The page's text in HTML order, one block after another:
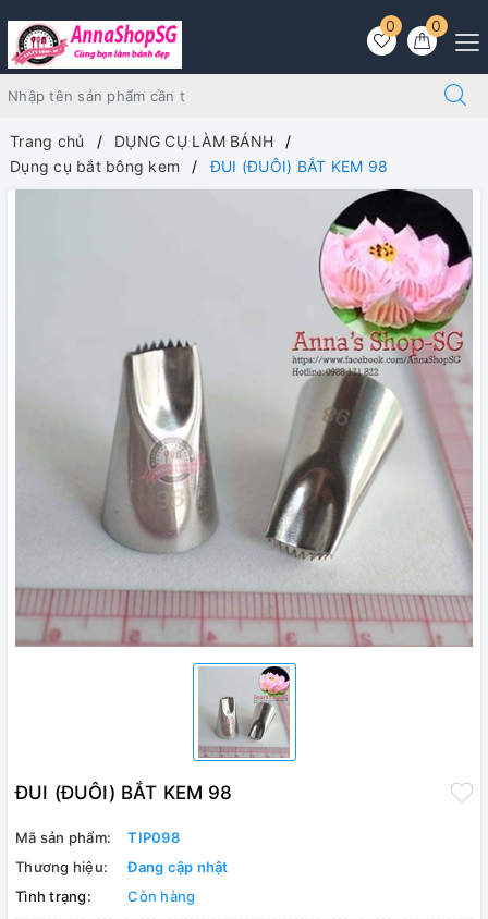
0
0
Trang chủ
DỤNG CỤ LÀM BÁNH
Dụng cụ bắt bông kem
ĐUI (ĐUÔI) BẮT KEM 98
ĐUI (ĐUÔI) BẮT KEM 98
Mã sản phẩm:
TIP098
Thương hiệu:
Đang cập nhật
Tình trạng:
Còn hàng